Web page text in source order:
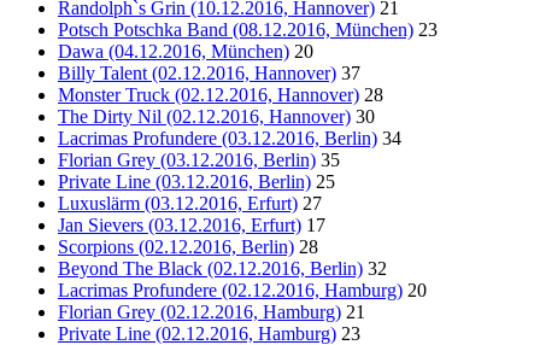
Randolph`s Grin (10.12.2016, Hannover) 21
Potsch Potschka Band (08.12.2016, München) 23
Dawa (04.12.2016, München) 20
Billy Talent (02.12.2016, Hannover) 37
Monster Truck (02.12.2016, Hannover) 28
The Dirty Nil (02.12.2016, Hannover) 30
Lacrimas Profundere (03.12.2016, Berlin) 34
Florian Grey (03.12.2016, Berlin) 35
Private Line (03.12.2016, Berlin) 25
Luxuslärm (03.12.2016, Erfurt) 27
Jan Sievers (03.12.2016, Erfurt) 17
Scorpions (02.12.2016, Berlin) 28
Beyond The Black (02.12.2016, Berlin) 32
Lacrimas Profundere (02.12.2016, Hamburg) 20
Florian Grey (02.12.2016, Hamburg) 21
Private Line (02.12.2016, Hamburg) 23